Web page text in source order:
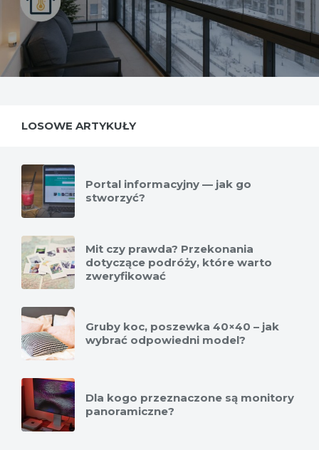
LOSOWE ARTYKUŁY
Portal informacyjny — jak go
stworzyć?
Mit czy prawda? Przekonania
dotyczące podróży, które warto
zweryfikować
Gruby koc, poszewka 40×40 – jak
wybrać odpowiedni model?
Dla kogo przeznaczone są monitory
panoramiczne?